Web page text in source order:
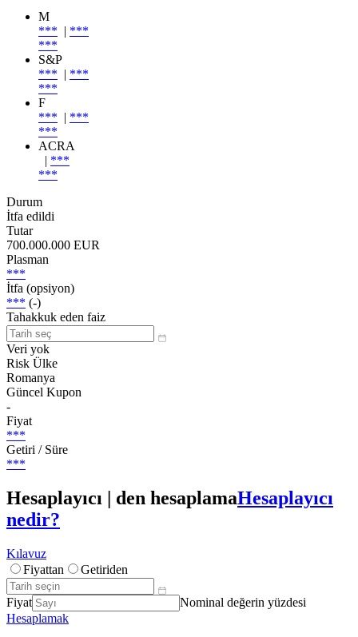
M
*** | ***
***
S&P
*** | ***
***
F
*** | ***
***
ACRA
| ***
***
Durum
İtfa edildi
Tutar
700.000.000 EUR
Plasman
***
İtfa (opsiyon)
*** (-)
Tahakkuk eden faiz
Veri yok
Risk Ülke
Romanya
Güncel Kupon
-
Fiyat
***
Getiri / Süre
***
Hesaplayıcı | den hesaplamaHesaplayıcı
nedir?
Kılavuz
Fiyattan
Getiriden
Fiyat
Nominal değerin yüzdesi
Hesaplamak